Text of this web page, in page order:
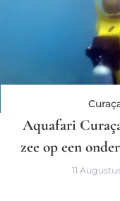
Aquafari
zee op een
11